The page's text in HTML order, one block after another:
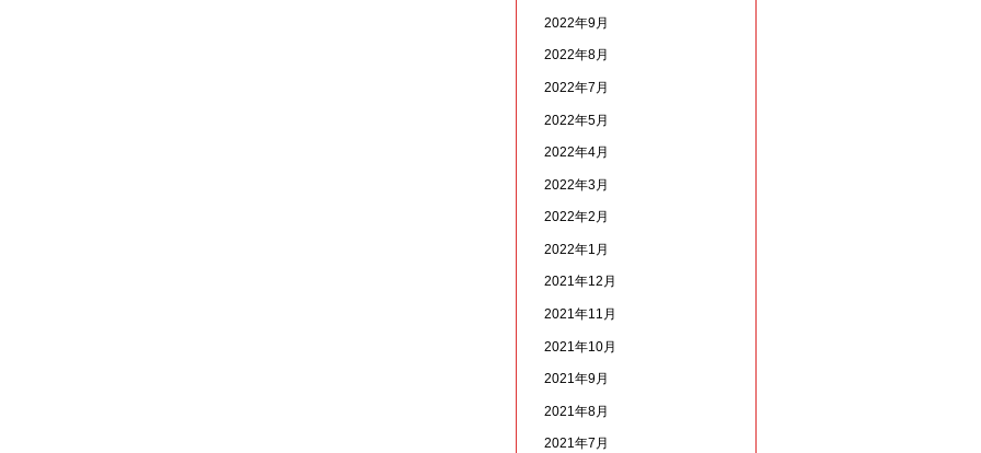
2022年9月
2022年8月
2022年7月
2022年5月
2022年4月
2022年3月
2022年2月
2022年1月
2021年12月
2021年11月
2021年10月
2021年9月
2021年8月
2021年7月